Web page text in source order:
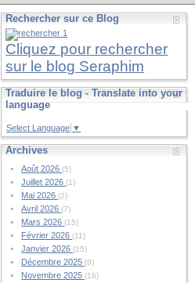
Rechercher sur ce Blog
Cliquez pour rechercher
sur le blog Seraphim
Traduire le blog - Translate into your
language
Select Language ▼
Archives
Août 2026(5)
Juillet 2026(1)
Mai 2026(2)
Avril 2026(7)
Mars 2026(15)
Février 2026(11)
Janvier 2026(15)
Décembre 2025(9)
Novembre 2025(16)